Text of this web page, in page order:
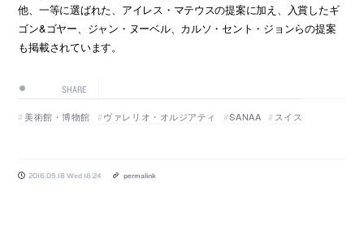
他、一等に選ばれた、アイレス・マテウスの提案に加え、入賞したギ
ゴン&ゴヤー、ジャン・ヌーベル、カルソ・セント・ジョンらの提案
も掲載されています。
SHARE
美術館・博物館 ヴァレリオ・オルジアティ SANAA スイス
2016.05.18 Wed 16:24 permalink